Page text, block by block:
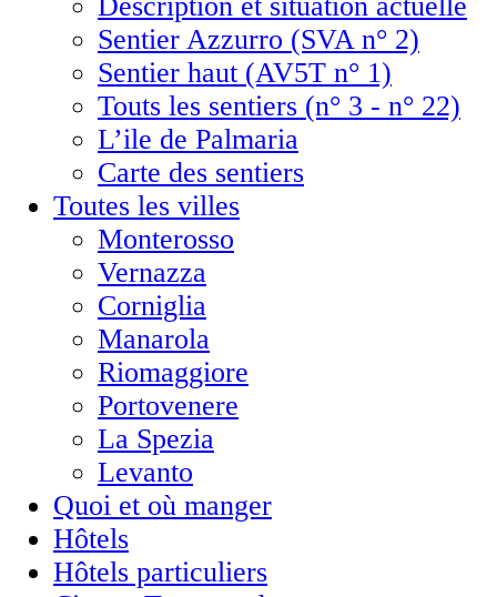
Sentier Azzurro (SVA n° 2)
Sentier haut (AV5T n° 1)
Touts les sentiers (n° 3 - n° 22)
L’ile de Palmaria
Carte des sentiers
Toutes les villes
Monterosso
Vernazza
Corniglia
Manarola
Riomaggiore
Portovenere
La Spezia
Levanto
Quoi et où manger
Hôtels
Hôtels particuliers